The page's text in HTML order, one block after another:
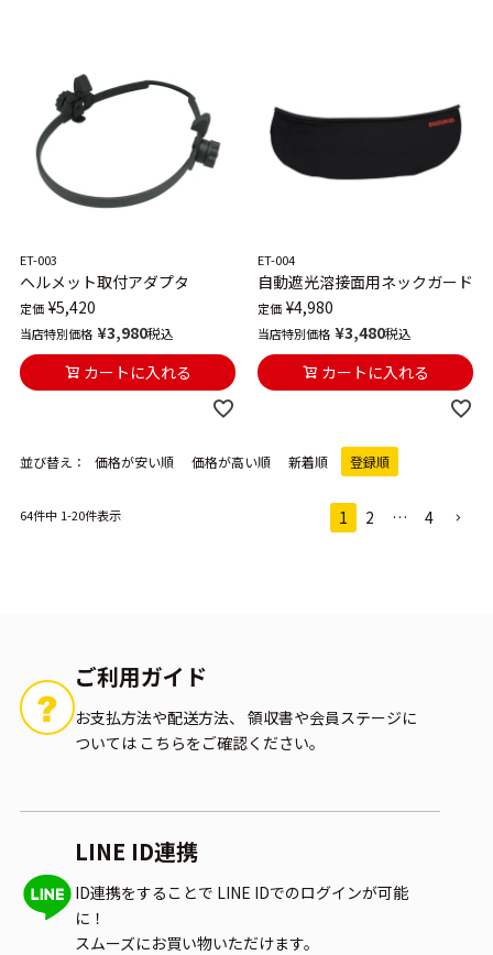
ET-003
ヘルメット取付アダプタ
定価 ¥5,420
当店特別価格 ¥3,980税込
カートに入れる
ET-004
自動遮光溶接面用ネックガード
定価 ¥4,980
当店特別価格 ¥3,480税込
カートに入れる
並び替え 価格が安い順 価格が高い順 新着順 登録順
64件中 1-20件表示 1 2 … 4
ご利用ガイド
お支払方法や配送方法、 領収書や会員ステージに
ついては こちらをご確認ください。
LINE ID連携
ID連携をすることで LINE IDでのログインが可能
に！
スムーズにお買い物いただけます。